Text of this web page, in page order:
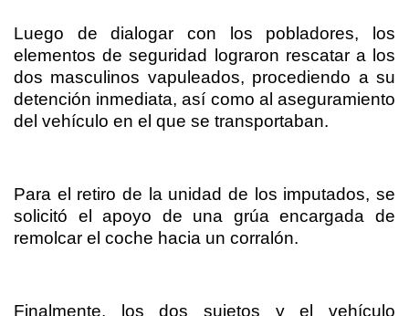
Luego de dialogar con los pobladores, los
elementos de seguridad lograron rescatar a los
dos masculinos vapuleados, procediendo a su
detención inmediata, así como al aseguramiento
del vehículo en el que se transportaban.
Para el retiro de la unidad de los imputados, se
solicitó el apoyo de una grúa encargada de
remolcar el coche hacia un corralón.
Finalmente, los dos sujetos y el vehículo